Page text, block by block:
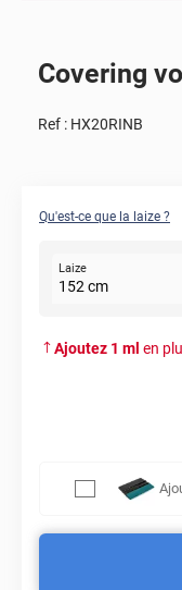
Covering
Ref : HX20RINB
Qu'est-ce que la laize ?
Laize
152 cm
Ajoutez 1 ml en